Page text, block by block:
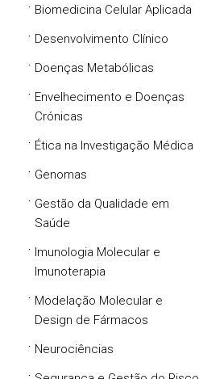
· Biomedicina Celular Aplicada
· Desenvolvimento Clínico
· Doenças Metabólicas
· Envelhecimento e Doenças
Crónicas
· Ética na Investigação Médica
· Genomas
· Gestão da Qualidade em
Saúde
· Imunologia Molecular e
Imunoterapia
· Modelação Molecular e
Design de Fármacos
· Neurociências